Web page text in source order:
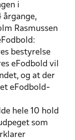
i
Rasmussen
bestyrelse
eFodbold vil
og at der
eFodbold-
hele 10 hold
som